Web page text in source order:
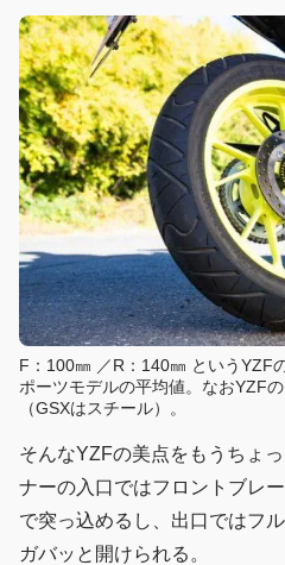
F：100㎜ ／R：140㎜ というYZF
ポーツモデルの平均値。なおYZF
（GSXはスチール）。
そんなYZFの美点をもうちょ
ナーの入口ではフロントブレ
で突っ込めるし、出口ではフ
ガバッと開けられる。